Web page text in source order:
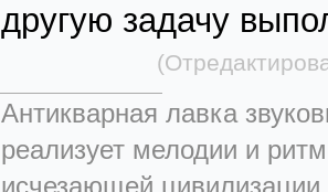
другую задачу
Антикварная лавка
реализует мелодии и